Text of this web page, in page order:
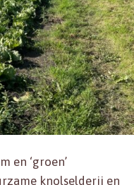
en ‘groen’
knolselderij en